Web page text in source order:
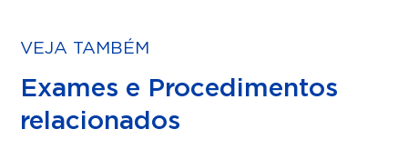
VEJA TAMBÉM
Exames e Procedimentos
relacionados